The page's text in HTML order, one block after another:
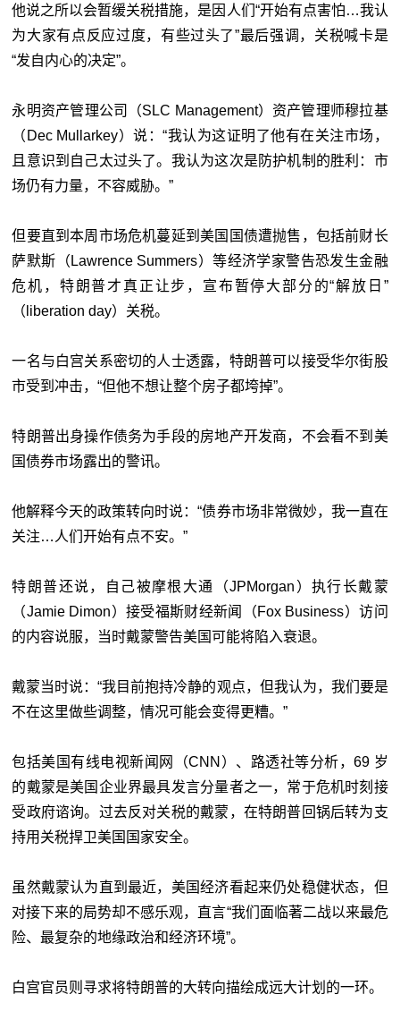
他说之所以会暂缓关税措施，是因人们“开始有点害怕…我认
为大家有点反应过度，有些过头了”最后强调，关税喊卡是
“发自内心的决定”。
永明资产管理公司（SLC Management）资产管理师穆拉基
（Dec Mullarkey）说：“我认为这证明了他有在关注市场，
且意识到自己太过头了。我认为这次是防护机制的胜利：市
场仍有力量，不容威胁。”
但要直到本周市场危机蔓延到美国国债遭抛售，包括前财长
萨默斯（Lawrence Summers）等经济学家警告恐发生金融
危机，特朗普才真正让步，宣布暂停大部分的“解放日”
（liberation day）关税。
一名与白宫关系密切的人士透露，特朗普可以接受华尔街股
市受到冲击，“但他不想让整个房子都垮掉”。
特朗普出身操作债务为手段的房地产开发商，不会看不到美
国债券市场露出的警讯。
他解释今天的政策转向时说：“债券市场非常微妙，我一直在
关注…人们开始有点不安。”
特朗普还说，自己被摩根大通（JPMorgan）执行长戴蒙
（Jamie Dimon）接受福斯财经新闻（Fox Business）访问
的内容说服，当时戴蒙警告美国可能将陷入衰退。
戴蒙当时说：“我目前抱持冷静的观点，但我认为，我们要是
不在这里做些调整，情况可能会变得更糟。”
包括美国有线电视新闻网（CNN）、路透社等分析，69 岁
的戴蒙是美国企业界最具发言分量者之一，常于危机时刻接
受政府谘询。过去反对关税的戴蒙，在特朗普回锅后转为支
持用关税捍卫美国国家安全。
虽然戴蒙认为直到最近，美国经济看起来仍处稳健状态，但
对接下来的局势却不感乐观，直言“我们面临著二战以来最危
险、最复杂的地缘政治和经济环境”。
白宫官员则寻求将特朗普的大转向描绘成远大计划的一环。